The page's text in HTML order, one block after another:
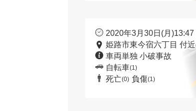
2020年3月30日(月)13:47
姫路市東今宿六丁目 付近
車両単独 小破事故
自転車(1)
死亡(0) 負傷(1)